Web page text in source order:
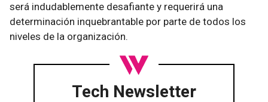
será indudablemente desafiante y requerirá una
determinación inquebrantable por parte de todos los
niveles de la organización.
Tech Newsletter